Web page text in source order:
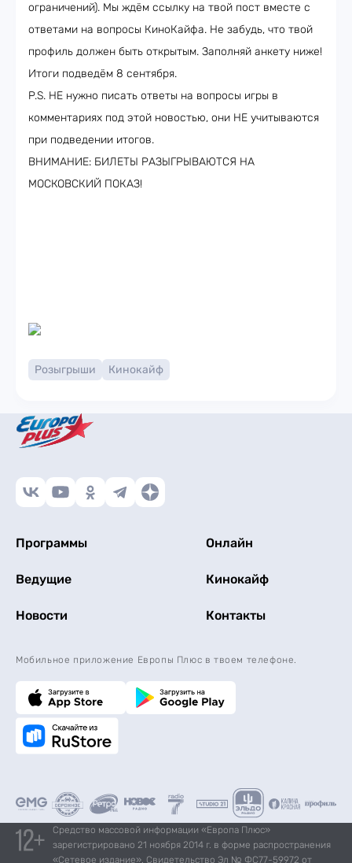
ограничений). Мы ждём ссылку на твой пост вместе с
ответами на вопросы КиноКайфа. Не забудь, что твой
профиль должен быть открытым. Заполняй анкету ниже!
Итоги подведём 8 сентября.
P.S. НЕ нужно писать ответы на вопросы игры в
комментариях под этой новостью, они НЕ учитываются
при подведении итогов.
ВНИМАНИЕ: БИЛЕТЫ РАЗЫГРЫВАЮТСЯ НА
МОСКОВСКИЙ ПОКАЗ!
Розыгрыши Кинокайф
Программы Онлайн
Ведущие Кинокайф
Новости Контакты
Мобильное приложение Европы Плюс в твоем телефоне.
Средство массовой информации «Европа Плюс»
зарегистрировано 21 ноября 2014 г. в форме распространения
«Сетевое издание». Свидетельство Эл № ФС77-59972 от